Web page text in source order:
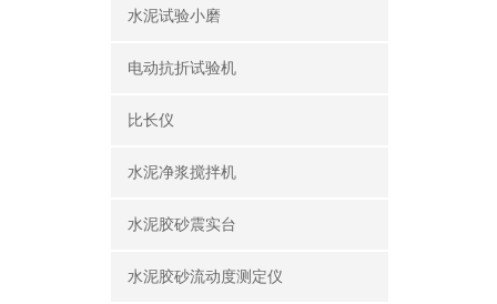
水泥试验小磨
电动抗折试验机
比长仪
水泥净浆搅拌机
水泥胶砂震实台
水泥胶砂流动度测定仪